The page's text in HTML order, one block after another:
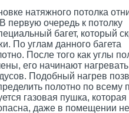
натяжного потолка
первую очередь к потолку
багет, который
По углам данного багета
После того как углы
его начинают
Подобный нагрев
полотно по всему
газовая пушка, которая
даже в помещении